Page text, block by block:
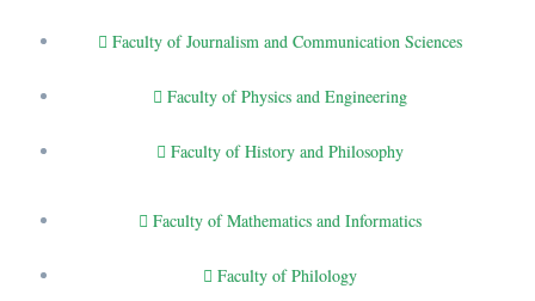
Faculty of Journalism and Communication Sciences
Faculty of Physics and Engineering
Faculty of History and Philosophy
Faculty of Mathematics and Informatics
Faculty of Philology